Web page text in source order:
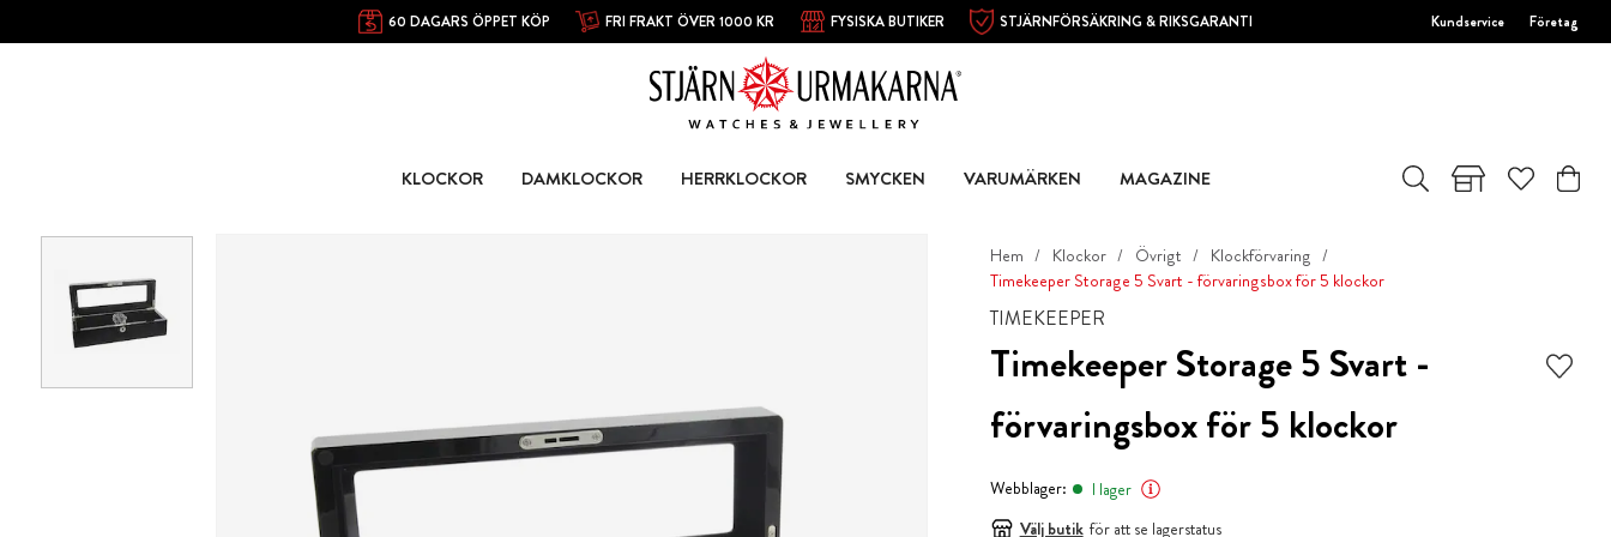
60 DAGARS ÖPPET KÖP FRI FRAKT ÖVER 1000 KR FYSISKA BUTIKER STJÄRNFÖRSÄKRING & RIKSGARANTI Kundservice Företag
KLOCKOR DAMKLOCKOR HERRKLOCKOR SMYCKEN VARUMÄRKEN MAGAZINE
Hem Klockor Övrigt
Klockförvaring
Timekeeper Storage 5 Svart - förvaringsbox för 5 klockor
TIMEKEEPER
Timekeeper Storage 5 Svart -
förvaringsbox för 5 klockor
Webblager:
I lager
Välj butik för att se lagerstatus